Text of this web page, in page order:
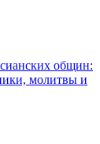
общин:
молитвы и